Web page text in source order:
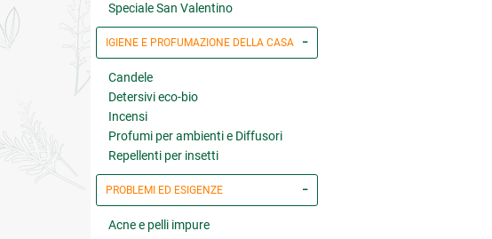
Speciale San Valentino
IGIENE E PROFUMAZIONE DELLA CASA
Candele
Detersivi eco-bio
Incensi
Profumi per ambienti e Diffusori
Repellenti per insetti
PROBLEMI ED ESIGENZE
Acne e pelli impure